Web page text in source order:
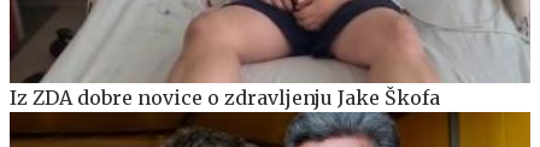
Iz ZDA dobre novice o zdravljenju Jake Škofa